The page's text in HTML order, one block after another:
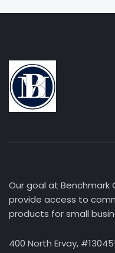
Our goal at Benchmark
provide access to
products for small
400 North Ervay,